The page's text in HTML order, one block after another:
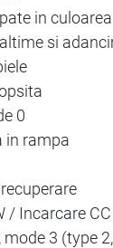
in
si
0
in rampa
/ Incarcare
3 (type